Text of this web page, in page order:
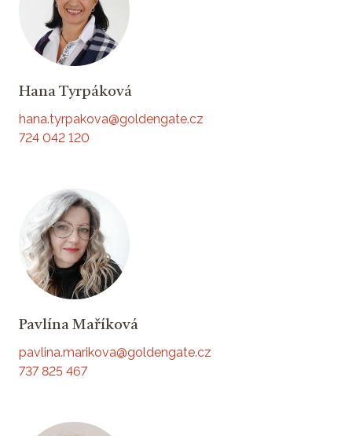
Hana Tyrpáková
hana.tyrpakova@goldengate.cz
724 042 120
Pavlína Maříková
pavlina.marikova@goldengate.cz
737 825 467